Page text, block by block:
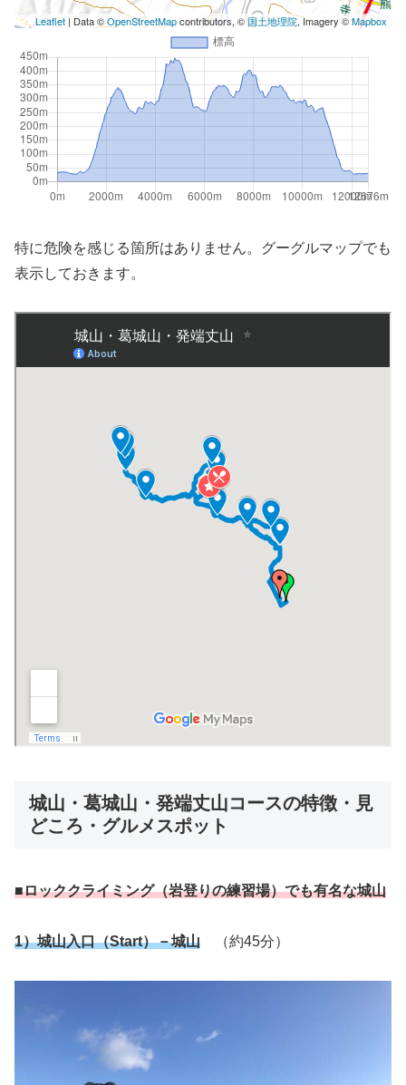
Leaflet | Data ©OpenStreetMapcontributors, ©国土地理院, Imagery ©Mapbox
特に危険を感じる箇所はありません。グーグルマップでも
表示しておきます。
城山・葛城山・発端丈山コースの特徴・見
どころ・グルメスポット
■ロッククライミング（岩登りの練習場）でも有名な城山
1）城山入口（Start）－城山 （約45分）